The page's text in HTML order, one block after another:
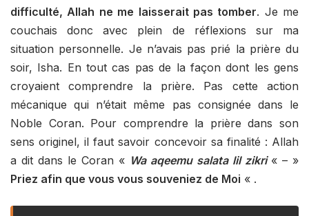
difficulté, Allah ne me laisserait pas tomber. Je me
couchais donc avec plein de réflexions sur ma
situation personnelle. Je n’avais pas prié la prière du
soir, Isha. En tout cas pas de la façon dont les gens
croyaient comprendre la prière. Pas cette action
mécanique qui n’était même pas consignée dans le
Noble Coran. Pour comprendre la prière dans son
sens originel, il faut savoir concevoir sa finalité : Allah
a dit dans le Coran « Wa aqeemu salata lil zikri « – »
Priez afin que vous vous souveniez de Moi « .